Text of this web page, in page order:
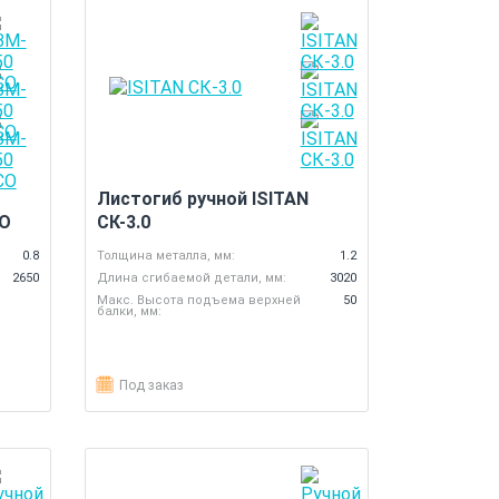
0.8
2650
Листогиб ручной ISITAN
СК-3.0
Толщина металла, мм:
1.2
Длина сгибаемой детали, мм:
3020
Макс. Высота подъема верхней
балки, мм:
50
Под заказ